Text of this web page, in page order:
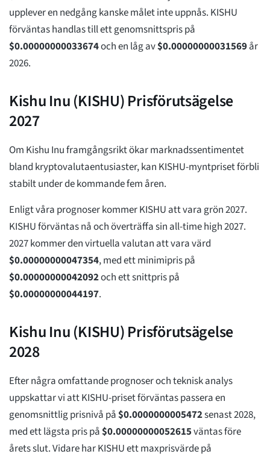
upplever en nedgång kanske målet inte uppnås. KISHU
förväntas handlas till ett genomsnittspris på
$0.00000000033674och en låg av$0.00000000031569år
2026.
Kishu Inu (KISHU) Prisförutsägelse
2027
Om Kishu Inu framgångsrikt ökar marknadssentimentet
bland kryptovalutaentusiaster, kan KISHU-myntpriset förbli
stabilt under de kommande fem åren.
Enligt våra prognoser kommer KISHU att vara grön 2027.
KISHU förväntas nå och överträffa sin all-time high 2027.
2027 kommer den virtuella valutan att vara värd
$0.00000000047354, med ett minimipris på
$0.00000000042092och ett snittpris på
$0.00000000044197.
Kishu Inu (KISHU) Prisförutsägelse
2028
Efter några omfattande prognoser och teknisk analys
uppskattar vi att KISHU-priset förväntas passera en
genomsnittlig prisnivå på$0.0000000005472senast 2028,
med ett lägsta pris på$0.00000000052615väntas före
årets slut. Vidare har KISHU ett maxprisvärde på